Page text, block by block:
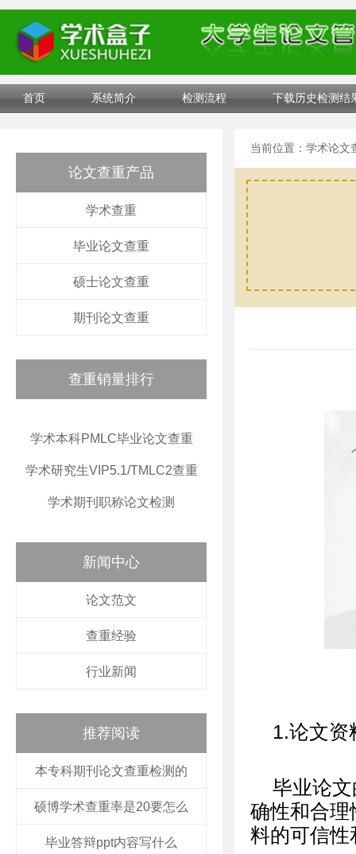
首页 系统简介 检测流程 下载历史检测结
论文查重产品
学术查重
毕业论文查重
硕士论文查重
期刊论文查重
查重销量排行
学术本科PMLC毕业论文查重
学术研究生VIP5.1/TMLC2查重
学术期刊职称论文检测
新闻中心
论文范文
查重经验
行业新闻
推荐阅读
本专科期刊论文查重检测的
硕博学术查重率是20要怎么
毕业答辩ppt内容写什么
当前位置： 学术论文
1.论文资
毕业论
确性和合理
料的可信性